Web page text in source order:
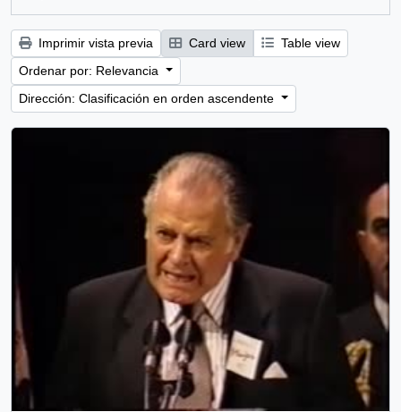
Imprimir vista previa Card view
Table view
Ordenar por: Relevancia
Dirección: Clasificación en orden ascendente